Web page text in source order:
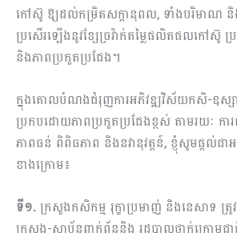
កៅស៊ូ ឱ្យដល់កម្រិតសក្តានុពល, ទាំងបរិមាណ និ
ប្រសើរទ្បើងនូវខ្សែច្រវ៉ាក់តម្លៃផលិតផលកៅស៊ូ
និងភាពប្រកួតប្រជែង។
ក្នុងគោលបំណងជំរុញការអភិវឌ្ឍវិស័យកសិ-ឧស្សា
ប្រកបដោយភាពប្រកួតប្រជែងខ្ពស់ តាមរយៈ កា
ភាពធន់ ពិពិធភាព និងនវានុវត្តន៍, ខ្ញុំសូមផ្ត
ខាងក្រោម៖
ទី១.ក្រសួងកសិកម្ម រុក្ខាប្រមាញ់ និងនេសាទ ត្